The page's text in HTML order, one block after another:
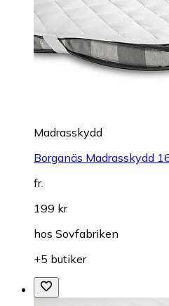
Madrasskydd
Borganäs Madrasskydd
fr.
199 kr
hos Sovfabriken
+5 butiker